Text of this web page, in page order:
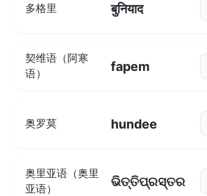
多格里 बुनियाद
契维语（阿寒
语）
fapem
奥罗莫 hundee
奥里亚语（奥里
亚语）
ଭିତ୍ତିପ୍ରସ୍ତର